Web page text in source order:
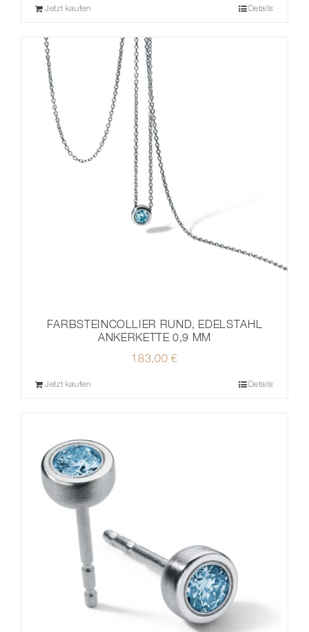
Jetzt kaufen Details
FARBSTEINCOLLIER RUND, EDELSTAHL
ANKERKETTE 0,9 MM
183,00 €
Jetzt kaufen Details